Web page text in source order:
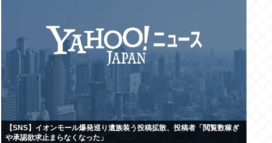
【SNS】イオンモール爆発巡り遺族装う投稿拡散、投稿者「閲覧数稼ぎ
や承認欲求止まらなくなった」